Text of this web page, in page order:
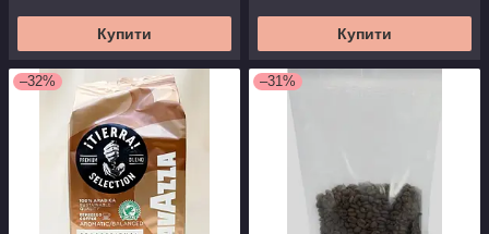
Купити Купити
–32% –31%